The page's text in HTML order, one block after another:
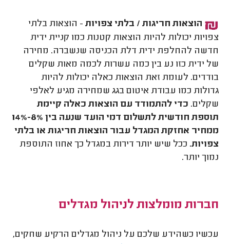
הוצאות חריגות / בלתי צפויות - הוצאות בלתי
צפויות יכולות להיות הוצאות קטנות כמו קניית ידית
חדשה להחלפת ידית דלת הכניסה שנשברה. מחירה
של ידית כזו נע בין כמה עשרות לכמה מאות שקלים
בודדים. לעומת זאת הוצאות כאלה יכולות להיות
גדולות כמו עבודת איטום בגג שמחירה מגיע לאלפי
שקלים. כדי להתמודד עם הוצאות כאלה קיימת
תוספת חודשית לתשלום דמי הועד שנעה בין 8%-14%
ממחיר אחזקת המגדל עבור הוצאות חריגות או בלתי
צפויות. ככל שיש יותר דירות במגדל כך אחוז התוספת
נמוך יותר.
חברות מומלצות לניהול מגדלים
עכשיו כשהידע שלכם על ניהול מגדלים הרקיע שחקים,